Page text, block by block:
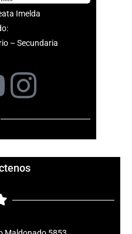
Imelda
– Secundaria
I
n
s
t
a
g